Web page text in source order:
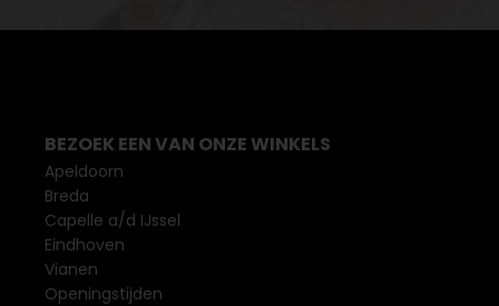
BEZOEK EEN VAN ONZE WINKELS
Apeldoorn
Breda
Capelle a/d IJssel
Eindhoven
Vianen
Openingstijden